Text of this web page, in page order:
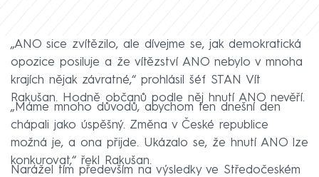
„ANO sice zvítězilo, ale dívejme se, jak demokratická
opozice posiluje a že vítězství ANO nebylo v mnoha
krajích nějak závratné,“ prohlásil šéf STAN Vít
Rakušan. Hodně občanů podle něj hnutí ANO nevěří.
„Máme mnoho důvodů, abychom ten dnešní den
chápali jako úspěšný. Změna v České republice
možná je, a ona přijde. Ukázalo se, že hnutí ANO lze
konkurovat,“ řekl Rakušan.
Narážel tím především na výsledky ve Středočeském